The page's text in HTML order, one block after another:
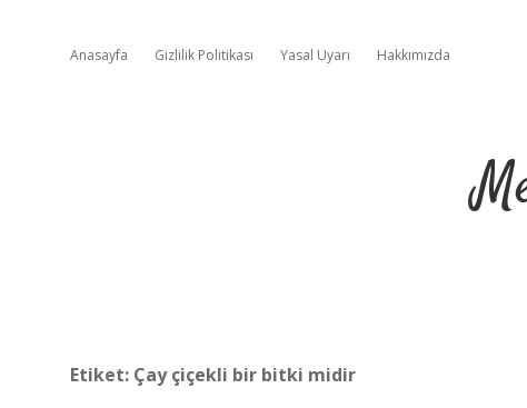
Anasayfa Gizlilik Politikası Yasal Uyarı Hakkımızda
Etiket: Çay çiçekli bir bitki midir